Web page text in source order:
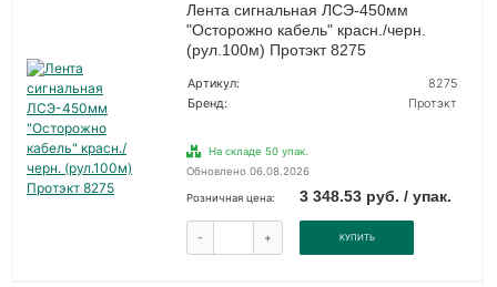
Лента сигнальная ЛСЭ-450мм
"Осторожно кабель" красн./черн.
(рул.100м) Протэкт 8275
Артикул:
8275
Бренд:
Протэкт
На складе 50 упак.
Обновлено 06.08.2026
Розничная цена: 3 348.53 руб. / упак.
- + КУПИТЬ